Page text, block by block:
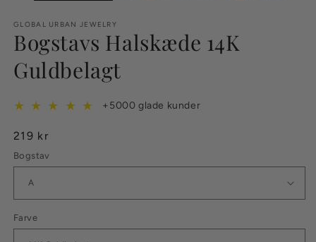
GLOBAL URBAN JEWELRY
Bogstavs Halskæde 14K
Guldbelagt
★ ★ ★ ★ ★ +5000 glade kunder
Normalpris
219 kr
Bogstav
Farve